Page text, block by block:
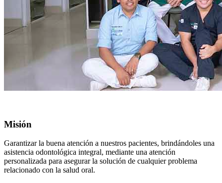
Misión
Garantizar la buena atención a nuestros pacientes, brindándoles una
asistencia odontológica integral, mediante una atención
personalizada para asegurar la solución de cualquier problema
relacionado con la salud oral.